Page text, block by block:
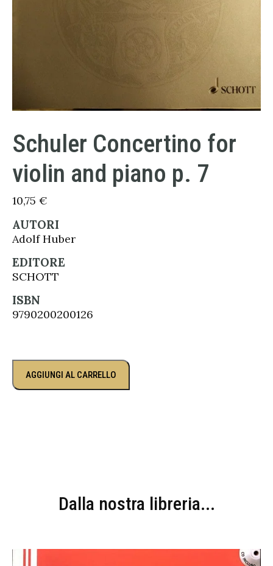
Schuler Concertino for
violin and piano p. 7
10,75 €
AUTORI
Adolf Huber
EDITORE
SCHOTT
ISBN
9790200200126
AGGIUNGI AL CARRELLO
Dalla nostra libreria...